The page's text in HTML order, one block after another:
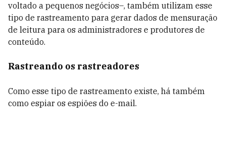
voltado a pequenos negócios–, também utilizam esse
tipo de rastreamento para gerar dados de mensuração
de leitura para os administradores e produtores de
conteúdo.
Rastreando os rastreadores
Como esse tipo de rastreamento existe, há também
como espiar os espiões do e-mail.